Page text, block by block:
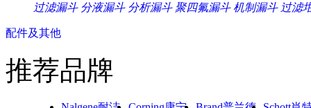
过滤漏斗 分液漏斗 分析漏斗 聚四氟漏斗 机制漏斗 过滤
配件及其他
推荐品牌